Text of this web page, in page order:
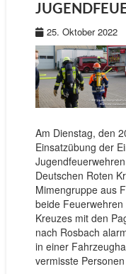
25. Oktober 2022
Am Dienstag, den
Einsatzübung der
Deutschen Roten
Mimengruppe aus
beide
Kreuzes mit den
nach Rosbach
in einer
vermisste